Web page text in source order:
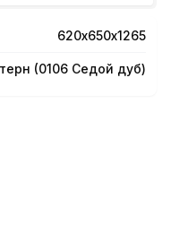
620х650х1265
(0106 Седой дуб)